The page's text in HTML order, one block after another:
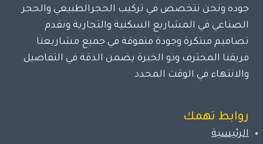
جوده ونحن نتخصص في تركيب الحجرالطبيعي والحجر
الصناعي في المشاريع السكنية والتجارية ونقدم
تصاميم مبتكرة وجودة متفوقة في جميع مشاريعنا
فريقنا المحترف وذو الخبرة يضمن الدقة في التفاصيل
والانتهاء في الوقت المحدد
روابط تهمك
الرئيسية